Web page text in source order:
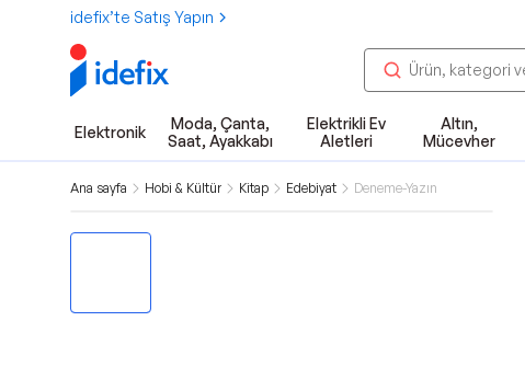
idefix’te Satış Yapın
Elektronik
Moda, Çanta,
Saat, Ayakkabı
Elektrikli Ev
Aletleri
Altın,
Mücevher
Ana sayfa Hobi & Kültür Kitap Edebiyat Deneme-Yazın